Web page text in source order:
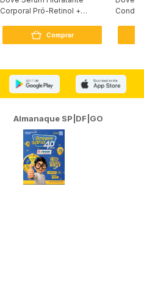
Corporal Pró-Retinol +
Comprar
Almanaque SP|DF|GO